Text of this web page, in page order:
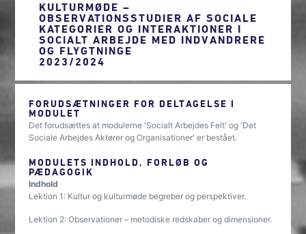
KULTURMØDE –
OBSERVATIONSSTUDIER AF SOCIALE
KATEGORIER OG INTERAKTIONER I
SOCIALT ARBEJDE MED INDVANDRERE
OG FLYGTNINGE
2023/2024
FORUDSÆTNINGER FOR DELTAGELSE I
MODULET
Det forudsættes at modulerne 'Socialt Arbejdes Felt' og 'Det
Sociale Arbejdes Aktører og Organisationer' er bestået.
MODULETS INDHOLD, FORLØB OG
PÆDAGOGIK
Indhold
Lektion 1: Kultur og kulturmøde begreber og perspektiver.
Lektion 2: Observationer – metodiske redskaber og dimensioner.